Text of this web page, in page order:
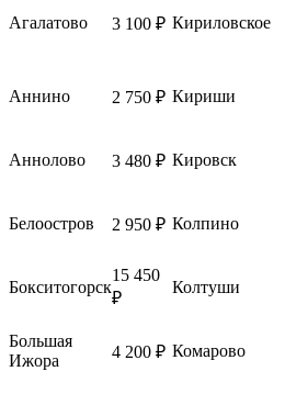
Агалатово 3 100 ₽ Кириловское
Аннино 2 750 ₽ Кириши
Аннолово 3 480 ₽ Кировск
Белоостров 2 950 ₽ Колпино
Бокситогорск
15 450
₽
Колтуши
Большая
Ижора
4 200 ₽ Комарово